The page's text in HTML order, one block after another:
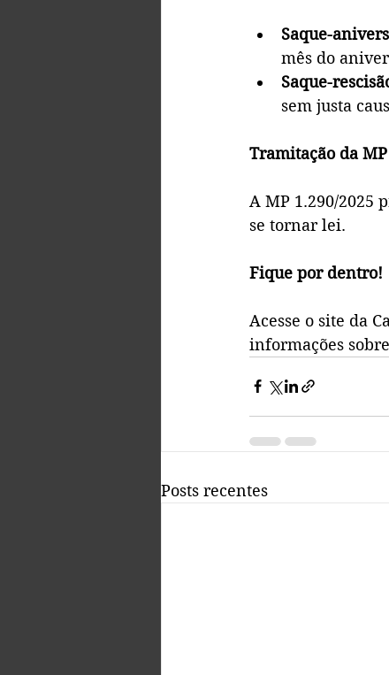
Saque-
mês do
Saque-
sem justa
Tramitação da MP
A MP 1.290/2025
se tornar lei.
Fique por dentro!
Acesse o site da
informações
Posts recentes